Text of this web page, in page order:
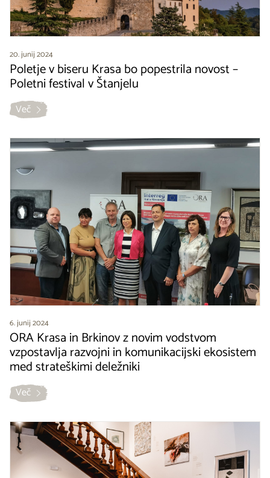
20. junij 2024
Poletje v biseru Krasa bo popestrila novost –
Poletni festival v Štanjelu
Več
6. junij 2024
ORA Krasa in Brkinov z novim vodstvom
vzpostavlja razvojni in komunikacijski ekosistem
med strateškimi deležniki
Več